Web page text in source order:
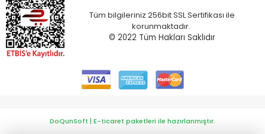
Tüm bilgileriniz 256bit SSL Sertifikası ile
korunmaktadır.
© 2022 Tüm Hakları Saklıdır
DoQunSoft | E-ticaret paketleri ile hazırlanmıştır.